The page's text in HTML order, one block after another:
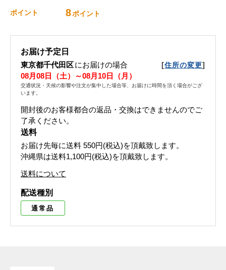
ポイント 8ポイント
お届け予定日
東京都千代田区にお届けの場合 [住所の変更]
08月08日（土）～08月10日（月）
交通状況・天候の影響や注文が集中した場合等、お届けに時間を頂く場合がござ
います。
開封後のお客様都合の返品・交換はできませんのでご
了承ください。
送料
お届け先毎に送料 550円(税込)を頂戴致します。
沖縄県は送料1,100円(税込)を頂戴致します。
送料について
配送種別
通常品